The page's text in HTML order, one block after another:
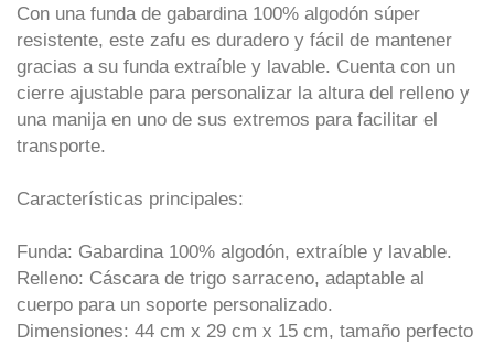
Con una funda de gabardina 100% algodón súper
resistente, este zafu es duradero y fácil de mantener
gracias a su funda extraíble y lavable. Cuenta con un
cierre ajustable para personalizar la altura del relleno y
una manija en uno de sus extremos para facilitar el
transporte.
Características principales:
Funda: Gabardina 100% algodón, extraíble y lavable.
Relleno: Cáscara de trigo sarraceno, adaptable al
cuerpo para un soporte personalizado.
Dimensiones: 44 cm x 29 cm x 15 cm, tamaño perfecto